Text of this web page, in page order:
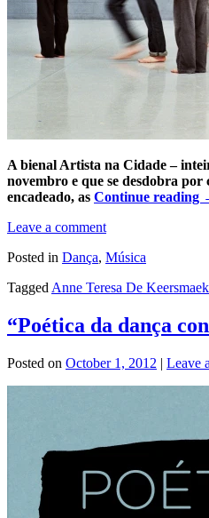
A bienal Artista na Cidade –
novembro e que se desdobra
encadeado, as Continue reading
Leave a comment
Posted in Dança, Música
Tagged Anne Teresa De
“Poética da dança
Posted on October 1, 2012 | Leave